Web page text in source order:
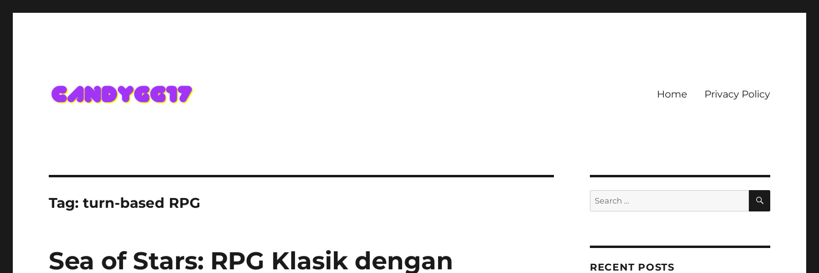
Home Privacy Policy
Tag:turn-based RPG
Sea of Stars: RPG Klasik dengan
Search
for:
SEARCH
RECENT POSTS